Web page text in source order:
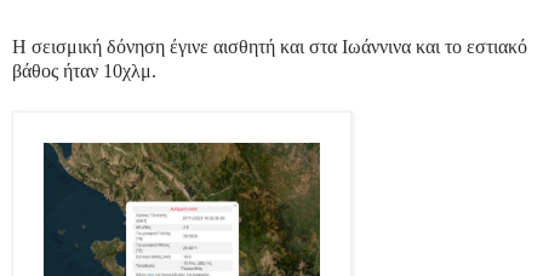
Η σεισμική δόνηση έγινε αισθητή και στα Ιωάννινα και το εστιακό
βάθος ήταν 10χλμ.